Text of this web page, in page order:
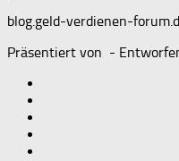
blog.geld-verdienen-
Präsentiert von -